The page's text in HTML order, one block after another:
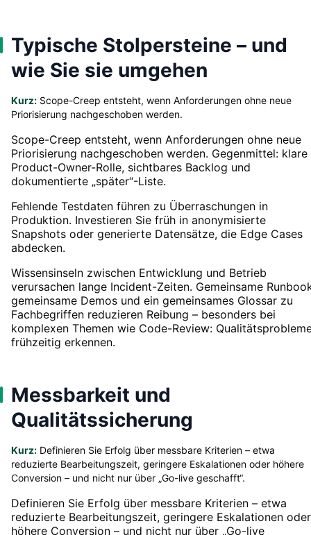
Typische Stolpersteine – und
wie Sie sie umgehen
Kurz: Scope-Creep entsteht, wenn Anforderungen ohne neue
Priorisierung nachgeschoben werden.
Scope-Creep entsteht, wenn Anforderungen ohne neue
Priorisierung nachgeschoben werden. Gegenmittel: klare
Product-Owner-Rolle, sichtbares Backlog und
dokumentierte „später“-Liste.
Fehlende Testdaten führen zu Überraschungen in
Produktion. Investieren Sie früh in anonymisierte
Snapshots oder generierte Datensätze, die Edge Cases
abdecken.
Wissensinseln zwischen Entwicklung und Betrieb
verursachen lange Incident-Zeiten. Gemeinsame
gemeinsame Demos und ein gemeinsames Glossar zu
Fachbegriffen reduzieren Reibung – besonders bei
komplexen Themen wie Code-Review:
frühzeitig erkennen.
Messbarkeit und
Qualitätssicherung
Kurz: Definieren Sie Erfolg über messbare Kriterien – etwa
reduzierte Bearbeitungszeit, geringere Eskalationen oder höhere
Conversion – und nicht nur über „Go-live geschafft“.
Definieren Sie Erfolg über messbare Kriterien – etwa
reduzierte Bearbeitungszeit, geringere Eskalationen oder
höhere Conversion – und nicht nur über „Go-live